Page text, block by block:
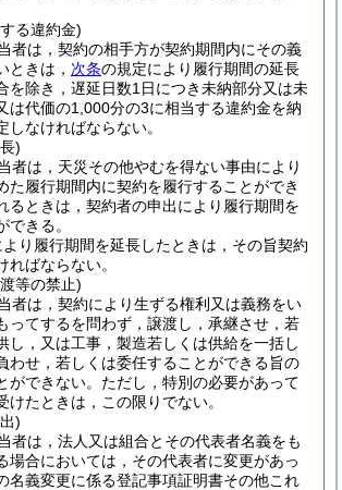
る違約金)
者は，契約の相手方が契約期間内にその義
ときは， 次条の規定により履行期間の延長
を除き，遅延日数1日につき未納部分又は未
は代価の1,000分の3に相当する違約金を納
しなければならない。
)
者は，天災その他やむを得ない事由により
た履行期間内に契約を履行することができ
るときは，契約者の申出により履行期間を
できる。
り履行期間を延長したときは，その旨契約
ればならない。
等の禁止)
者は，契約により生ずる権利又は義務をい
ってするを問わず，譲渡し，承継させ，若
し，又は工事，製造若しくは供給を一括し
わせ，若しくは委任することができる旨の
ができない。 ただし，特別の必要があって
けたときは，この限りでない。
)
者は，法人又は組合とその代表者名義をも
場合においては，その代表者に変更があっ
名義変更に係る登記事項証明書その他これ